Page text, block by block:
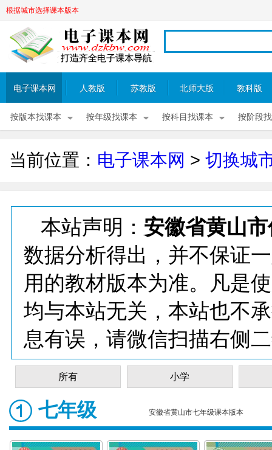
根据城市选择课本版本
电子课本网 人教版 苏教版 北师大版 教科版
按版本找课本 按年级找课本 按科目找课本 按阶段
当前位置： 电子课本网 > 切换城
本站声明： 安徽省黄山
数据分析得出，并不保证
用的教材版本为准。凡是
均与本站无关，本站也不
息有误，请微信扫描右侧
所有 小学
七年级 安徽省黄山市七年级课本版本